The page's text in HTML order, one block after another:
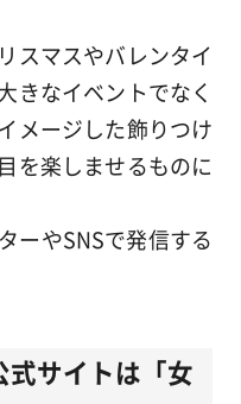
スマスやバレンタイ
きなイベントでなく
メージした飾りつけ
を楽しませるものに
ーやSNSで発信する
サイトは「女